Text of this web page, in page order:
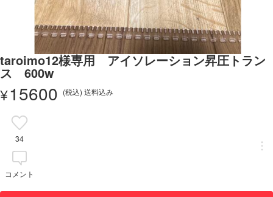
taroimo12様専用 アイソレーション昇圧トラン
ス 600w
¥15600 (税込) 送料込み
34
コメント